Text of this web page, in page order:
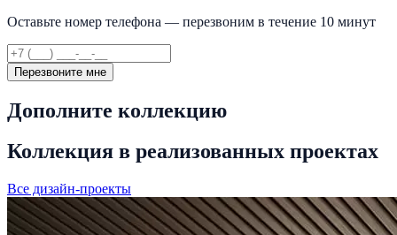
Оставьте номер телефона — перезвоним в течение 10 минут
Перезвоните мне
Дополните коллекцию
Коллекция в реализованных проектах
Все дизайн-проекты